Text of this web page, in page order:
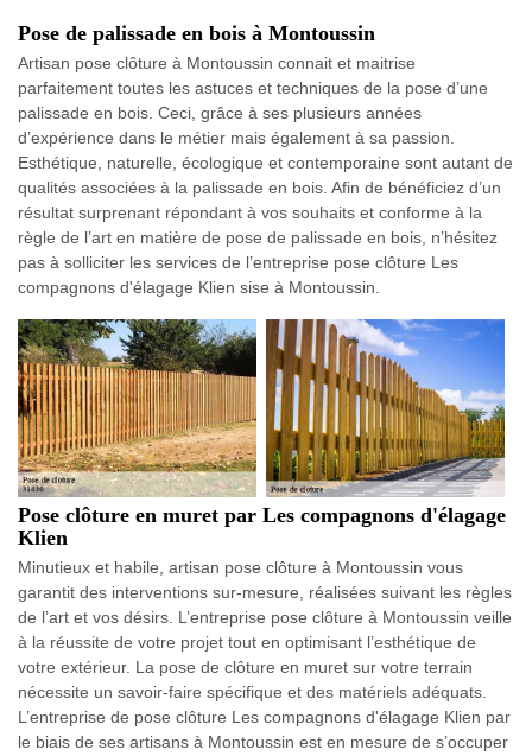
Pose de palissade en bois à Montoussin
Artisan pose clôture à Montoussin connait et maitrise
parfaitement toutes les astuces et techniques de la pose d’une
palissade en bois. Ceci, grâce à ses plusieurs années
d’expérience dans le métier mais également à sa passion.
Esthétique, naturelle, écologique et contemporaine sont autant de
qualités associées à la palissade en bois. Afin de bénéficiez d’un
résultat surprenant répondant à vos souhaits et conforme à la
règle de l’art en matière de pose de palissade en bois, n’hésitez
pas à solliciter les services de l’entreprise pose clôture Les
compagnons d'élagage Klien sise à Montoussin.
Pose clôture en muret par Les compagnons d'élagage
Klien
Minutieux et habile, artisan pose clôture à Montoussin vous
garantit des interventions sur-mesure, réalisées suivant les règles
de l’art et vos désirs. L’entreprise pose clôture à Montoussin veille
à la réussite de votre projet tout en optimisant l’esthétique de
votre extérieur. La pose de clôture en muret sur votre terrain
nécessite un savoir-faire spécifique et des matériels adéquats.
L’entreprise de pose clôture Les compagnons d'élagage Klien par
le biais de ses artisans à Montoussin est en mesure de s’occuper